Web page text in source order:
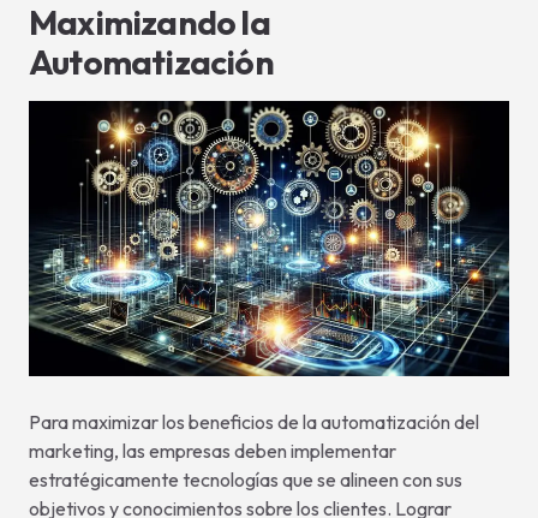
Maximizando la
Automatización
Para maximizar los beneficios de la automatización del
marketing, las empresas deben implementar
estratégicamente tecnologías que se alineen con sus
objetivos y conocimientos sobre los clientes. Lograr